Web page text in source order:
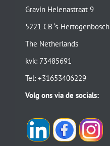
Gravin Helenastraat 9
5221 CB ‘s-Hertogenbosch
The Netherlands
kvk: 73485691
Tel: +31653406229
Volg ons via de socials: